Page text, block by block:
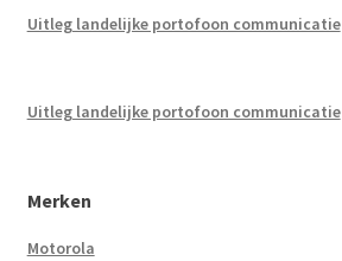
Uitleg landelijke portofoon communicatie
Uitleg landelijke portofoon communicatie
Merken
Motorola